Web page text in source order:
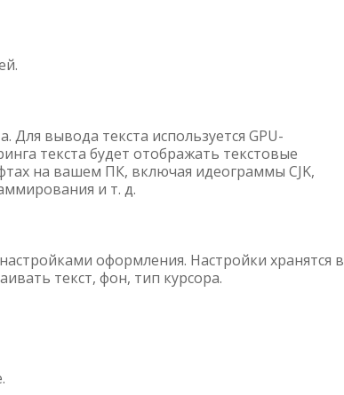
вывода текста используется GPU-
текста будет отображать текстовые
на вашем ПК, включая идеограммы CJK,
и т. д.
оформления. Настройки хранятся в
текст, фон, тип курсора.